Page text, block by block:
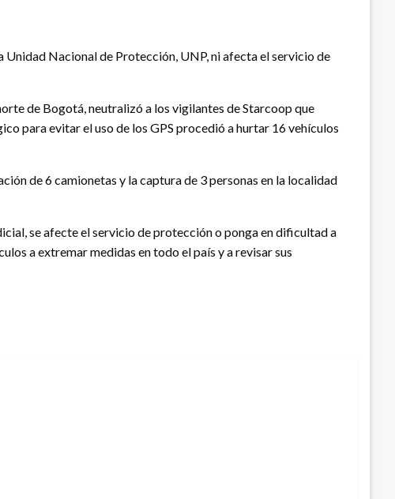
Nacional de Protección, UNP, ni afecta el servicio de
de Bogotá, neutralizó a los vigilantes de Starcoop que
para evitar el uso de los GPS procedió a hurtar 16 vehículos
de 6 camionetas y la captura de 3 personas en la localidad
se afecte el servicio de protección o ponga en dificultad a
a extremar medidas en todo el país y a revisar sus